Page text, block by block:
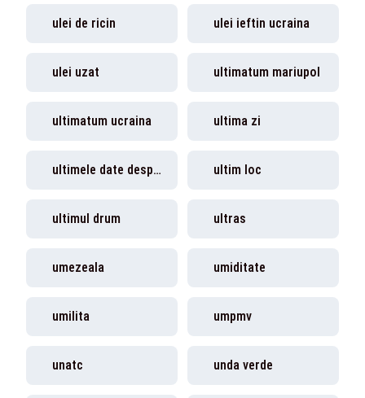
ulei de ricin ulei ieftin ucraina
ulei uzat ultimatum mariupol
ultimatum ucraina ultima zi
ultimele date despre coronavirus ultim loc
ultimul drum ultras
umezeala umiditate
umilita umpmv
unatc unda verde